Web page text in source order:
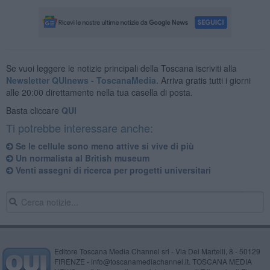
Se vuoi leggere le notizie principali della Toscana iscriviti alla
Newsletter QUInews - ToscanaMedia. Arriva gratis tutti i giorni
alle 20:00 direttamente nella tua casella di posta.
Basta cliccare QUI
Ti potrebbe interessare anche:
Se le cellule sono meno attive si vive di più
Un normalista al British museum
Venti assegni di ricerca per progetti universitari
Editore Toscana Media Channel srl - Via Dei Martelli, 8 - 50129
FIRENZE - info@toscanamediachannel.it. TOSCANA MEDIA